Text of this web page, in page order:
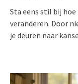
Sta eens stil bij
veranderen. Door
je deuren naar